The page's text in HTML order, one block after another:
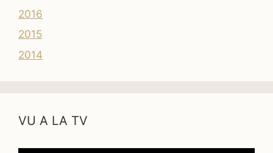
2016
2015
2014
VU A LA TV